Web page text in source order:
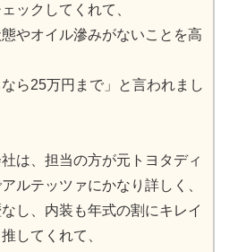
ックしてくれて、
やオイル滲みがないことを高
ら25万円まで」と言われまし
は、担当の方が元トヨタディ
ルテッツァにかなり詳しく、
し、内装も年式の割にキレイ
してくれて、